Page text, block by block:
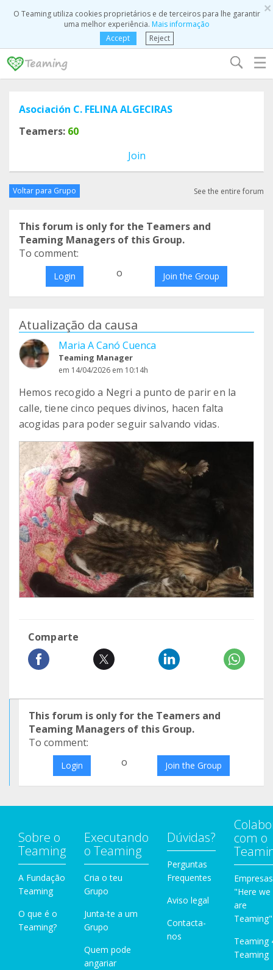
×
O Teaming utiliza cookies proprietários e de terceiros para lhe garantir
uma melhor experiência. Mais informação
Accept
Reject
☰
Asociación C. FELINA ALGECIRAS
Teamers: 60
Join
Voltar para Grupo See the entire forum
This forum is only for the Teamers and
Teaming Managers of this Group.
To comment:
Login o Join the Group
Atualização da causa
Maria A Canó Cuenca
Teaming Manager
em 14/04/2026 em 10:14h
Hemos recogido a Negri a punto de parir en la
calle, tiene cinco peques divinos, hacen falta
acogidas para poder seguir salvando vidas.
Comparte
This forum is only for the Teamers and
Teaming Managers of this Group.
To comment:
Login o Join the Group
Sobre o
Teaming
A Fundação
Teaming
O que é o
Teaming?
Executando
o Teaming
Cria o teu
Grupo
Junta-te a um
Grupo
Quem pode
angariar
Dúvidas?
Perguntas
Frequentes
Aviso legal
Contacta-
nos
com o
Empresas
"Here we
are
Teaming"
Teaming
Teaming